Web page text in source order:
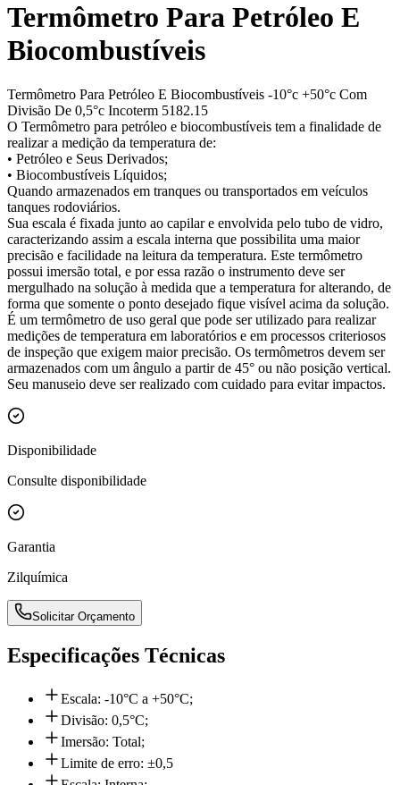
Termômetro Para Petróleo E
Biocombustíveis
Termômetro Para Petróleo E Biocombustíveis -10°c +50°c Com
Divisão De 0,5°c Incoterm 5182.15
O Termômetro para petróleo e biocombustíveis tem a finalidade de
realizar a medição da temperatura de:
• Petróleo e Seus Derivados;
• Biocombustíveis Líquidos;
Quando armazenados em tranques ou transportados em veículos
tanques rodoviários.
Sua escala é fixada junto ao capilar e envolvida pelo tubo de vidro,
caracterizando assim a escala interna que possibilita uma maior
precisão e facilidade na leitura da temperatura. Este termômetro
possui imersão total, e por essa razão o instrumento deve ser
mergulhado na solução à medida que a temperatura for alterando, de
forma que somente o ponto desejado fique visível acima da solução.
É um termômetro de uso geral que pode ser utilizado para realizar
medições de temperatura em laboratórios e em processos criteriosos
de inspeção que exigem maior precisão. Os termômetros devem ser
armazenados com um ângulo a partir de 45° ou não posição vertical.
Seu manuseio deve ser realizado com cuidado para evitar impactos.
Disponibilidade
Consulte disponibilidade
Garantia
Zilquímica
Solicitar Orçamento
Especificações Técnicas
Escala: -10°C a +50°C;
Divisão: 0,5°C;
Imersão: Total;
Limite de erro: ±0,5